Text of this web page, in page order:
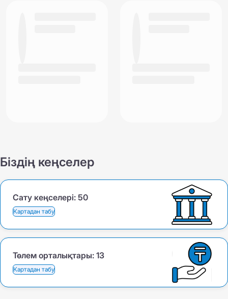
Біздің кеңселер
Сату кеңселері: 50
Картадан табу
Төлем орталықтары: 13
Картадан табу